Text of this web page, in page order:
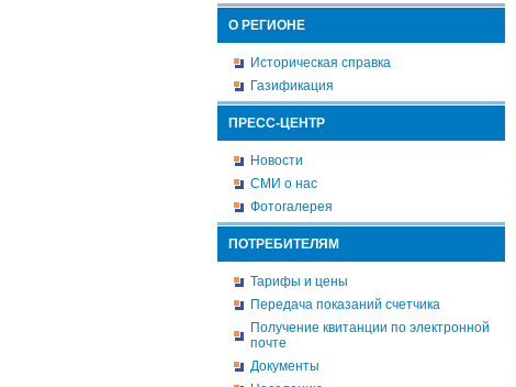
О РЕГИОНЕ
Историческая справка
Газификация
ПРЕСС-ЦЕНТР
Новости
СМИ о нас
Фотогалерея
ПОТРЕБИТЕЛЯМ
Тарифы и цены
Передача показаний счетчика
Получение квитанции по электронной
почте
Документы